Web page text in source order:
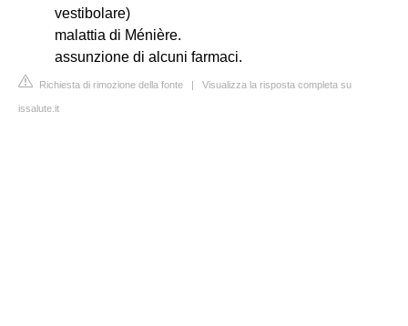
vestibolare)
malattia di Ménière.
assunzione di alcuni farmaci.
Richiesta di rimozione della fonte | Visualizza la risposta completa su
issalute.it